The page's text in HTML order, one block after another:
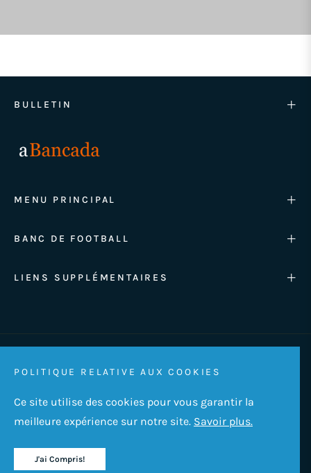
BULLETIN
MENU PRINCIPAL
BANC DE FOOTBALL
LIENS SUPPLÉMENTAIRES
© 2023, aBancada - Banc de soccer. Propulsé par
POLITIQUE RELATIVE AUX COOKIES
Ce site utilise des cookies pour vous garantir la
meilleure expérience sur notre site. Savoir plus.
J'ai Compris!